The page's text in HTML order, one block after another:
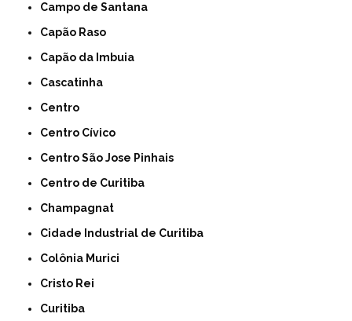
Campo de Santana
Capão Raso
Capão da Imbuia
Cascatinha
Centro
Centro Cívico
Centro São Jose Pinhais
Centro de Curitiba
Champagnat
Cidade Industrial de Curitiba
Colônia Murici
Cristo Rei
Curitiba